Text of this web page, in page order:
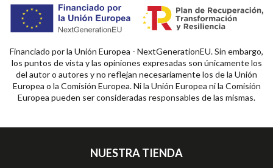
Financiado por la Unión Europea - NextGenerationEU. Sin embargo,
los puntos de vista y las opiniones expresadas son únicamente los
del autor o autores y no reflejan necesariamente los de la Unión
Europea o la Comisión Europea. Ni la Unión Europea ni la Comisión
Europea pueden ser consideradas responsables de las mismas.
NUESTRA TIENDA